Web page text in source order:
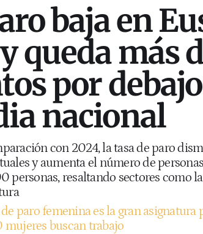
baja en
queda más
por
nacional
con 2024, la tasa de paro
y aumenta el número de
personas, resaltando sectores como
de paro femenina es la gran asignatura
buscan trabajo